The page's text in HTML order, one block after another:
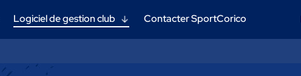
Logiciel de gestion club Contacter SportCorico